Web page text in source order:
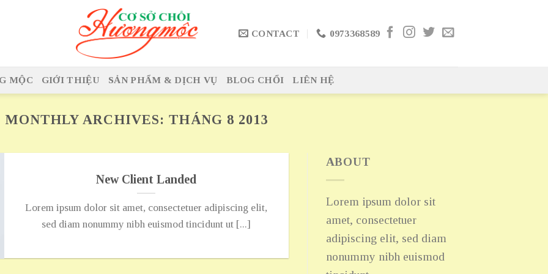
CONTACT 0973368589
MỘC GIỚI THIỆU SẢN PHẨM & DỊCH VỤ BLOG CHỔI LIÊN HỆ
MONTHLY ARCHIVES:THÁNG 8 2013
New Client Landed
Lorem ipsum dolor sit amet, consectetuer adipiscing elit,
sed diam nonummy nibh euismod tincidunt ut [...]
ABOUT
Lorem ipsum dolor sit
amet, consectetuer
adipiscing elit, sed diam
nonummy nibh euismod